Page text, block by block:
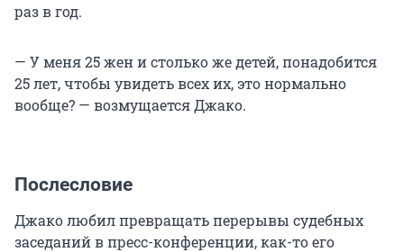
раз в год.
— У меня 25 жен и столько же детей, понадобится
25 лет, чтобы увидеть всех их, это нормально
вообще? — возмущается Джако.
Послесловие
Джако любил превращать перерывы судебных
заседаний в пресс-конференции, как-то его